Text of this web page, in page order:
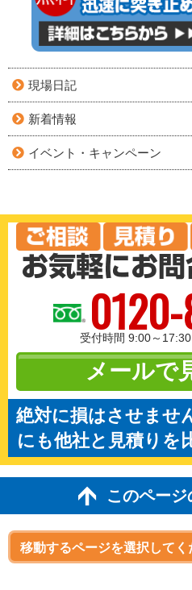
現場日記
新着情報
イベント・キャンペーン
受付時間 9:00～17:30
メールで
絶対に損はさせませ
にも他社と見積りを
このペー